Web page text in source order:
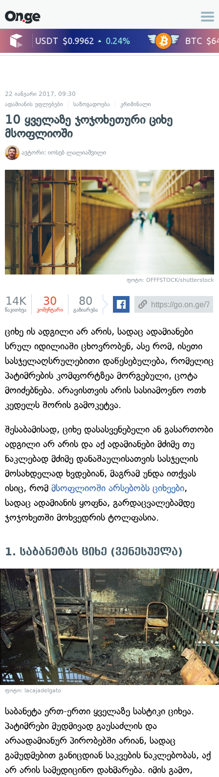
22 იანვარი 2017, 09:30
ადამიანის უფლებები
საზოგადოება კრიმინალი
10 ყველაზე ჯოჯოხეთური ციხე
მსოფლიოში
ავტორი: იოსებ ლალიაშვილი
ფოტო: OFFFSTOCK/shutterstock
14K
წაკითხვა
30
კომენტარი
80
გაზიარება
ციხე ის ადგილი არ არის, სადაც ადამიანები
სრულ იდილიაში ცხოვრობენ, ასე რომ, ისეთი
სასჯელაღსრულებითი დაწესებულება, რომელიც
პატიმრების კომფორტზეა მორგებული, ცოტა
მოიძებნება. არავისთვის არის სასიამოვნო ოთხ
კედელს შორის გამოკეტვა.
შესაბამისად, ციხე დასასვენებელი ან გასართობი
ადგილი არ არის და აქ ადამიანები მძიმე თუ
ნაკლებად მძიმე დანაშაულისათვის სასჯელის
მოსახდელად ხვდებიან, მაგრამ უნდა ითქვას
ისიც, რომ მსოფლიოში არსებობს ციხეები,
სადაც ადამიანის ყოფნა, გარდაცვალებამდე
ჯოჯოხეთში მოხვედრის ტოლფასია.
1. საბანეტას ციხე (ვენესუელა)
ფოტო: lacajadelgato
საბანეტა ერთ-ერთი ყველაზე სასტიკი ციხეა.
პატიმრები მუდმივად გაუსაძლის და
არაადამიანურ პირობებში არიან, სადაც
გამუდმებით განიცდიან საკვების ნაკლებობას, აქ
არ არის სამედიცინო დახმარება. იმის გამო,